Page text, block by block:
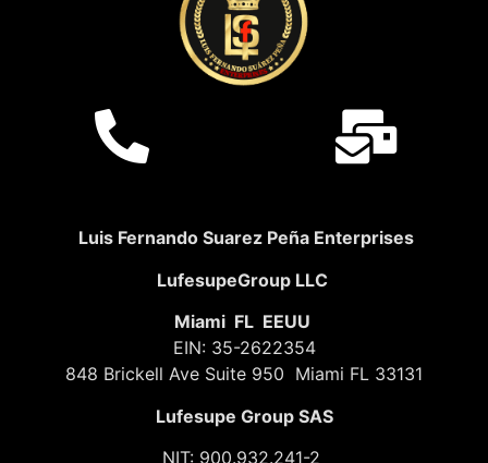
Luis Fernando Suarez Peña Enterprises
LufesupeGroup LLC
Miami FL EEUU
EIN: 35-2622354
848 Brickell Ave Suite 950 Miami FL 33131
Lufesupe Group SAS
NIT: 900.932.241-2